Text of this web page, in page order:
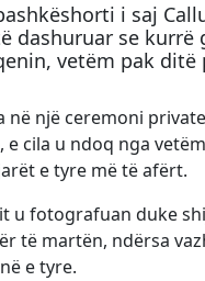
i saj
dashuruar se kurrë
vetëm pak ditë
në një ceremoni
e cila u ndoq nga
e tyre më të afërt.
u fotografuan duke
të martën, ndërsa
e tyre.